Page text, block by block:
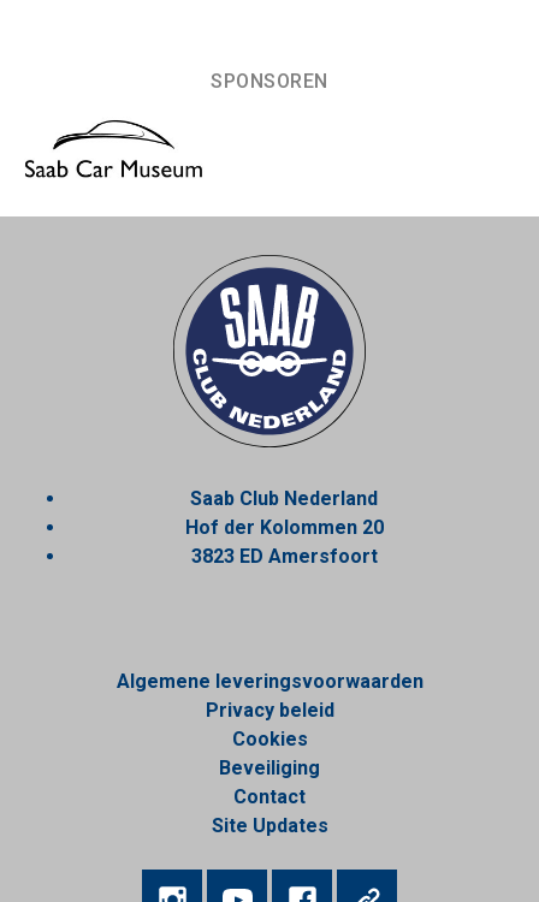
SPONSOREN
Saab Club Nederland
Hof der Kolommen 20
3823 ED Amersfoort
Algemene leveringsvoorwaarden
Privacy beleid
Cookies
Beveiliging
Contact
Site Updates